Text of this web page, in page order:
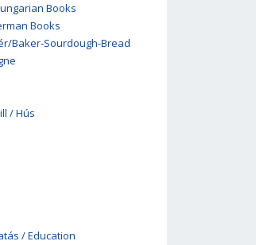
Books
Books
Baker-Sourdough-Bread
/ Hús
/ Education